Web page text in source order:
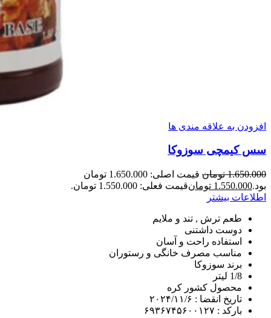
افزودن به علاقه مندی ها
سس کیمچی سوزوکا
1.650.000 تومان
قیمت اصلی: 1.650.000 تومان
بود.1.550.000 تومانقیمت فعلی: 1.550.000 تومان.
اطلاعات بیشتر
طعم ترش , تند و ملایم
دوست داشتنی
استفاده راحت و آسان
مناسب مصرف خانگی و رستوران
برند سوزوکا
1/8 لیتر
محصول کشور کره
تاریخ انقضا : ۲۰۲۴/۱۱/۶
بارکد : ۶۹۳۶۷۴۵۶۰۰۱۲۷